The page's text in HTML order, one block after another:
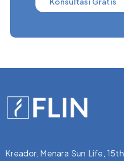
Kreador, Menara Sun Life,